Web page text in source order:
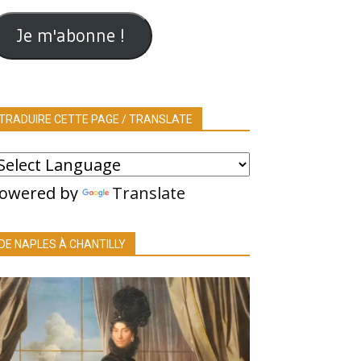
Je m'abonne !
CETTE PAGE / TRANSLATE
by Translate
NAPLES À CHANTILLY